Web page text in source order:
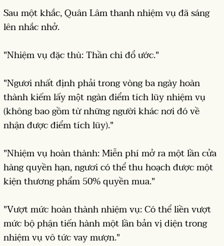
Sau một khắc, Quân Lâm thanh nhiệm vụ đã sáng
lên nhắc nhở.
"Nhiệm vụ đặc thù: Thần chi đổ ước."
"Ngươi nhất định phải trong vòng ba ngày hoàn
thành kiếm lấy một ngàn điểm tích lũy nhiệm vụ
(không bao gồm từ những người khác nơi đó về
nhận được điểm tích lũy)."
"Nhiệm vụ hoàn thành: Miễn phí mở ra một lần cửa
hàng quyền hạn, ngươi có thể thu hoạch được một
kiện thương phẩm 50% quyền mua."
"Vượt mức hoàn thành nhiệm vụ: Có thể liền vượt
mức bộ phận tiến hành một lần bản vị diện trong
nhiệm vụ vô tức vay mượn."